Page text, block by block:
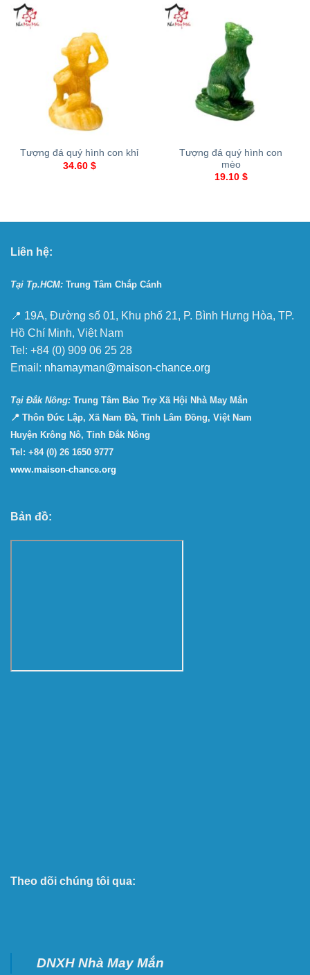
Tượng đá quý hình con khỉ
34.60 $
Tượng đá quý hình con
mèo
19.10 $
Liên hệ:
Tại Tp.HCM: Trung Tâm Chắp Cánh
📍 19A, Đường số 01, Khu phố 21, P. Bình Hưng Hòa, TP.
Hồ Chí Minh, Việt Nam
Tel: +84 (0) 909 06 25 28
Email: nhamayman@maison-chance.org
Tại Ðắk Nông: Trung Tâm Bảo Trợ Xã Hội Nhà May Mắn
📍 Thôn Đức Lập, Xã Nam Đà, Tỉnh Lâm Đồng, Việt Nam
Huyện Krông Nô, Tỉnh Đắk Nông
Tel: +84 (0) 26 1650 9777
www.maison-chance.org
Bản đồ:
Theo dõi chúng tôi qua:
DNXH Nhà May Mắn